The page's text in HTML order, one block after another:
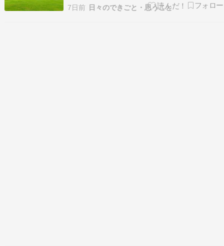
築城の経緯 豊臣秀吉、徳川家康により大名として
認められた松前慶広が、慶長5（1600）年から慶
7日前 日々のできごと・思うこと